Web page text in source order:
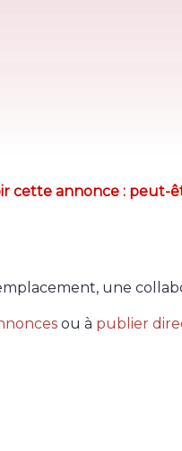
cette annonce : peut-
une
ou à publier